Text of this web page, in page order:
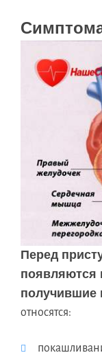
Перед
появляются
получившие
относятся: